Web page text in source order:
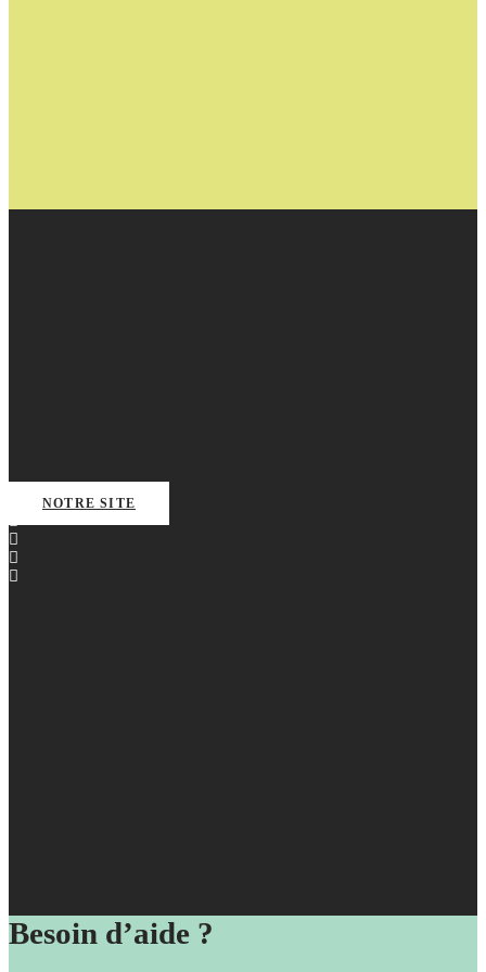
NOTRE SITE
Besoin d’aide ?